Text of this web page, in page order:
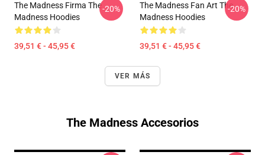
The Madness Firma The
Madness Hoodies
39,51 € - 45,95 €
-20%
The Madness Fan Art The
Madness Hoodies
39,51 € - 45,95 €
-20%
VER MÁS
The Madness Accesorios